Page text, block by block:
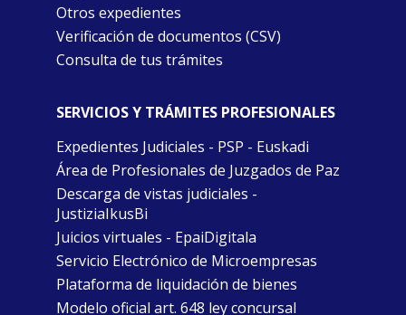
Otros expedientes
Verificación de documentos (CSV)
Consulta de tus trámites
SERVICIOS Y TRÁMITES PROFESIONALES
Expedientes Judiciales - PSP - Euskadi
Área de Profesionales de Juzgados de Paz
Descarga de vistas judiciales -
JustiziaIkusBi
Juicios virtuales - EpaiDigitala
Servicio Electrónico de Microempresas
Plataforma de liquidación de bienes
Modelo oficial art. 648 ley concursal